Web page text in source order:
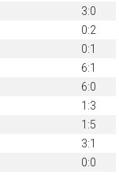
3:0
0:2
0:1
6:1
6:0
1:3
1:5
3:1
0:0